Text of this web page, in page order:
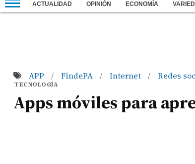
ACTUALIDAD OPINIÓN ECONOMÍA
APP / FindePA / Internet / Redes
TECNOLOGÍA
Apps móviles para